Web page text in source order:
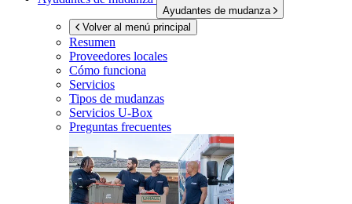
Ayudantes de mudanza
Volver al menú principal
Resumen
Proveedores locales
Cómo funciona
Servicios
Tipos de mudanzas
Servicios U-Box
Preguntas frecuentes